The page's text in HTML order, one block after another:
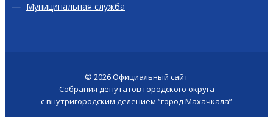
Муниципальная служба
© 2026Официальный сайт
Собрания депутатов городского округа
с внутригородским делением “город Махачкала”